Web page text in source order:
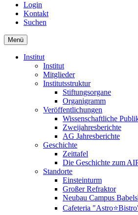
Login
Kontakt
Suchen
Menü
Institut
Institut
Mitglieder
Institutsstruktur
Stiftungsorgane
Organigramm
Veröffentlichungen
Wissenschaftliche
Zweijahresberichte
AG Jahresberichte
Geschichte
Zeittafel
Die Geschichte zum
Standorte
Einsteinturm
Großer Refraktor
Neubau Campus
Cafeteria